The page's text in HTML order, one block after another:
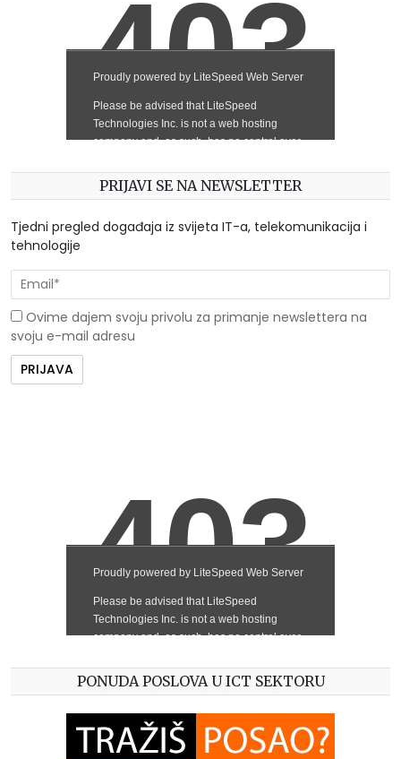
PRIJAVI SE NA NEWSLETTER
Tjedni pregled događaja iz svijeta IT-a, telekomunikacija i
tehnologije
Ovime dajem svoju privolu za primanje newslettera na
svoju e-mail adresu
PONUDA POSLOVA U ICT SEKTORU